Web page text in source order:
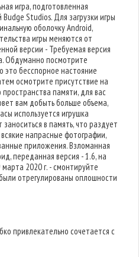
игра, подготовленная
Studios. Для загрузки игры
оболочку Android,
игры меняются от
версии - Требуемая версия
Обдуманно посмотрите
это бесспорное настояние
осмотрите присутствие на
памяти, для вас
вам добыть больше объема,
используется игрушка
в память, что раздует
напрасные фотографии,
приложения. Взломанная
переданная версия - 1.6, на
2020 г. - смонтируйте
отрегулированы оплошности
привлекательно сочетается с